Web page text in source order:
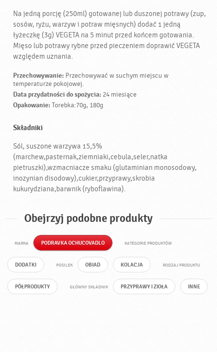
Na jedną porcję (250ml) gotowanej lub duszonej potrawy (zup,
sosów, ryżu, warzyw i potraw mięsnych) dodać 1 jedną
łyżeczkę (3g) VEGETA na 5 minut przed końcem gotowania.
Mięso lub potrawy rybne przed pieczeniem doprawić VEGETA
względem uznania.
Przechowywanie: Przechowywać w suchym miejscu w
temperaturze pokojowej.
Data przydatności do spożycia: 24 miesiące
Opakowanie: Torebka:70g, 180g
Składniki
Sól, suszone warzywa 15,5%
(marchew,pasternak,ziemniaki,cebula,seler,natka
pietruszki),wzmacniacze smaku (glutaminian monosodowy,
inozynian disodowy),cukier,przyprawy,skrobia
kukurydziana,barwnik (ryboflawina).
Obejrzyj podobne produkty
MARKA PODRAVKA OCHUCOVADLO KATEGORIE PRODUKTÓW
DODATKI POSILEK OBIAD KOLACJA RODZAJ PRODUKTU
PÓŁPRODUKTY GŁÓWNY SKŁADNIK PRZYPRAWY I ZIOŁA INNE